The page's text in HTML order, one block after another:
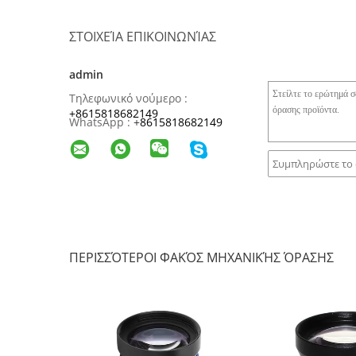
ΣΤΟΙΧΕΊΑ ΕΠΙΚΟΙΝΩΝΊΑΣ
admin
Τηλεφωνικό νούμερο :
+8615818682149
WhatsApp :+8615818682149
ΠΕΡΙΣΣΌΤΕΡΟΙ ΦΑΚΌΣ ΜΗΧΑΝΙΚΉΣ ΌΡΑΣΗΣ